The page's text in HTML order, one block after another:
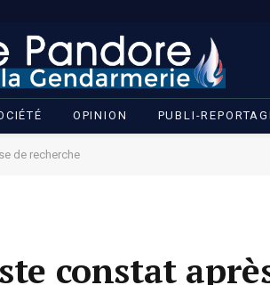
OPINION PUBLI-
de recherche
constat